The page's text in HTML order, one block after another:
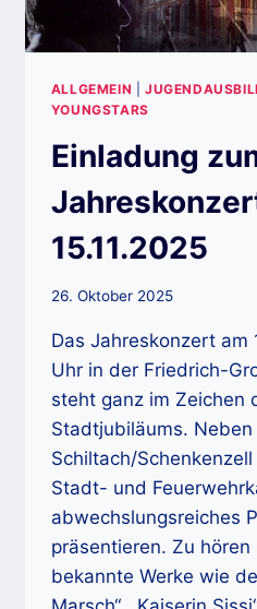
ALLGEMEIN |
YOUNGSTARS
Einladung
15.11.2025
26. Oktober 2025
Das Jahreskonzert am
Uhr in der Friedrich-
steht ganz im Zeichen
Stadtjubiläums.
Schiltach/
Stadt- und
abwechslungsreiches
präsentieren. Zu
bekannte Werke wie